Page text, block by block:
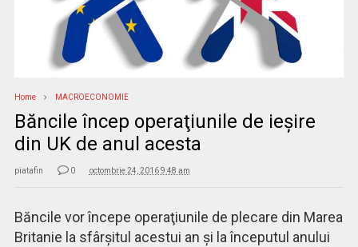
Home MACROECONOMIE
Băncile încep operaţiunile de ieşire
din UK de anul acesta
piatafin 0 octombrie 24, 2016 9:48 am
Băncile vor începe operaţiunile de plecare din Marea
Britanie la sfârşitul acestui an şi la începutul anului